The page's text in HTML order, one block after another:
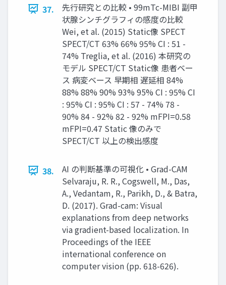
37.
先⾏研究との⽐較 • 99mTc-MIBI 副甲
状腺シンチグラフィの感度の⽐較
Wei, et al. (2015) Static像 SPECT
SPECT/CT 63% 66% 95% CI : 51 -
74% Treglia, et al. (2016) 本研究の
モデル SPECT/CT Static像 患者ベー
ス 病変ベース 早期相 遅延相 84%
88% 88% 90% 93% 95% CI : 95% CI
: 95% CI : 95% CI : 57 - 74% 78 -
90% 84 - 92% 82 - 92% mFPI=0.58
mFPI=0.47 Static 像のみで
SPECT/CT 以上の検出感度
38.
AI の判断基準の可視化 • Grad-CAM
Selvaraju, R. R., Cogswell, M., Das,
A., Vedantam, R., Parikh, D., & Batra,
D. (2017). Grad-cam: Visual
explanations from deep networks
via gradient-based localization. In
Proceedings of the IEEE
international conference on
computer vision (pp. 618-626).